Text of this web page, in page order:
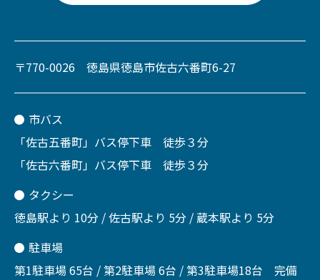
〒770-0026 徳島県徳島市佐古六番町6-27
市バス
「佐古五番町」バス停下車 徒歩３分
「佐古六番町」バス停下車 徒歩３分
タクシー
徳島駅より 10分 / 佐古駅より 5分 / 蔵本駅より 5分
駐車場
第1駐車場 65台 / 第2駐車場 6台 / 第3駐車場18台 完備